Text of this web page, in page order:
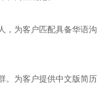
，为客户匹配具备华语
。为客户提供中文版简